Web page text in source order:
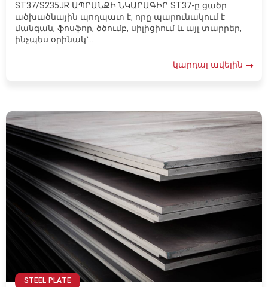
ST37/S235JR ԱՊՐԱՆՔԻ ՆԿԱՐԱԳԻՐ ST37-ը ցածր
ածխածնային պողպատ է, որը պարունակում է
մանգան, ֆոսֆոր, ծծումբ, սիլիցիում և այլ տարրեր,
ինչպես օրինակ՝...
կարդալ ավելին
STEEL PLATE